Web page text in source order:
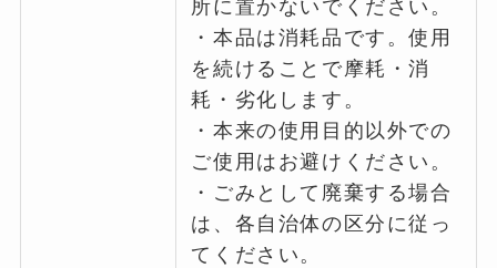
所に置かないでください。
・本品は消耗品です。使用
を続けることで摩耗・消
耗・劣化します。
・本来の使用目的以外での
ご使用はお避けください。
・ごみとして廃棄する場合
は、各自治体の区分に従っ
てください。